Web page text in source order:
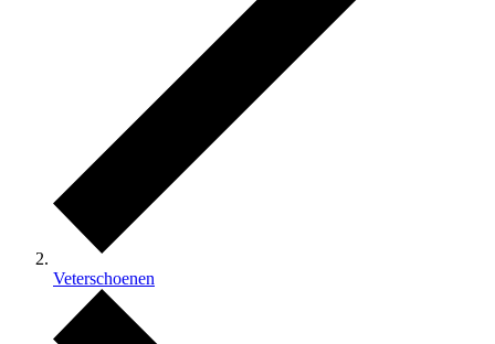
Veterschoenen